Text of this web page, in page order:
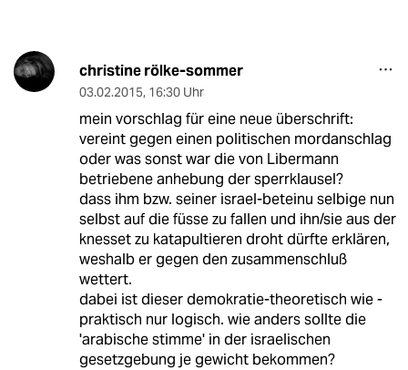
christine rölke-sommer
03.02.2015, 16:30 Uhr
mein vorschlag für eine neue überschrift:
vereint gegen einen politischen mordanschlag
oder was sonst war die von Libermann
betriebene anhebung der sperrklausel?
dass ihm bzw. seiner israel-beteinu selbige nun
selbst auf die füsse zu fallen und ihn/sie aus der
knesset zu katapultieren droht dürfte erklären,
weshalb er gegen den zusammenschluß
wettert.
dabei ist dieser demokratie-theoretisch wie -
praktisch nur logisch. wie anders sollte die
'arabische stimme' in der israelischen
gesetzgebung je gewicht bekommen?